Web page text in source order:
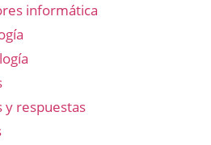
informática
y respuestas